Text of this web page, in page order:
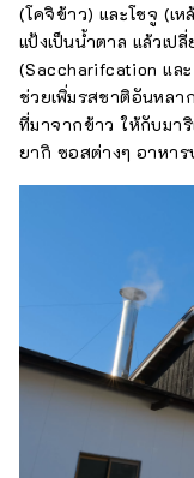
(โคจิข้าว) และโชจู (เ
แป้งเป็นน้ำตาล แล้วเป
(Saccharifcation แล
ช่วยเพิ่มรสชาติอันหลา
ที่มาจากข้าว ให้กับมา
ยากิ ซอสต่างๆ อาหาร